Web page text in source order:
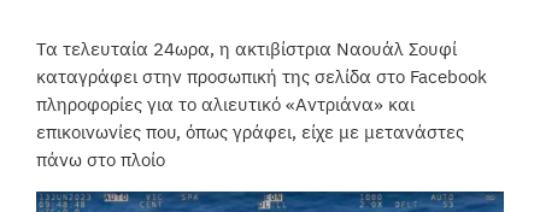
Τα τελευταία 24ωρα, η ακτιβίστρια Ναουάλ Σουφί
καταγράφει στην προσωπική της σελίδα στο Facebook
πληροφορίες για το αλιευτικό «Αντριάνα» και
επικοινωνίες που, όπως γράφει, είχε με μετανάστες
πάνω στο πλοίο